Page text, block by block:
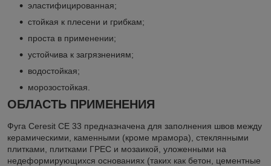
эластифицированная;
стойкая к плесени и грибкам;
проста в применении;
устойчива к загрязнениям;
водостойкая;
морозостойкая.
ОБЛАСТЬ ПРИМЕНЕНИЯ
Фуга Ceresit CE 33 предназначена для заполнения швов между
керамическими, каменными (кроме мрамора), стеклянными
плитками, плитками ГРЕС и мозаикой, уложенными на
недеформирующихся основаниях (таких как бетон, цементные